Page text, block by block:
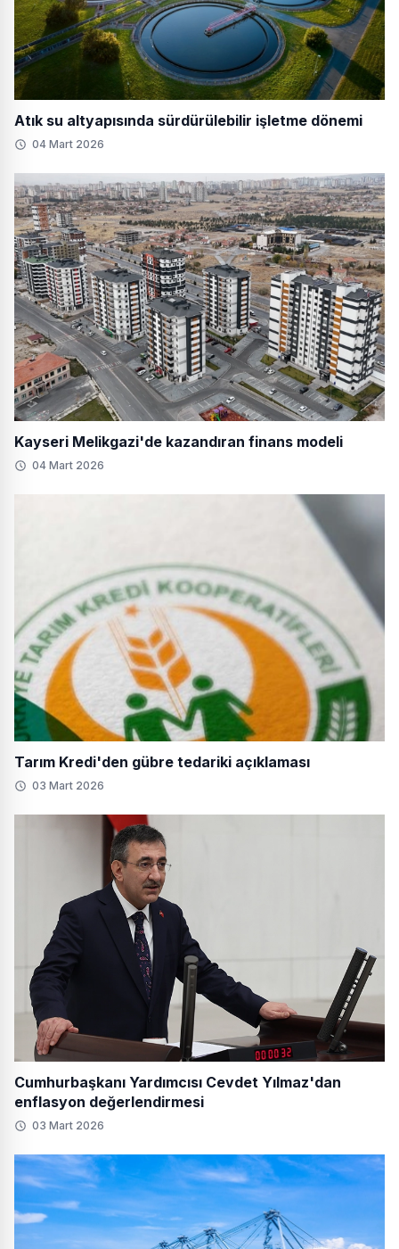
Atık su altyapısında sürdürülebilir işletme dönemi
04 Mart 2026
Kayseri Melikgazi'de kazandıran finans modeli
04 Mart 2026
Tarım Kredi'den gübre tedariki açıklaması
03 Mart 2026
Cumhurbaşkanı Yardımcısı Cevdet Yılmaz'dan
enflasyon değerlendirmesi
03 Mart 2026